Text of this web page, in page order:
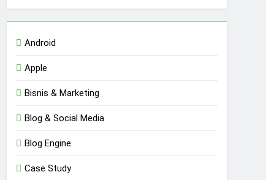
Android
Apple
Bisnis & Marketing
Blog & Social Media
Blog Engine
Case Study